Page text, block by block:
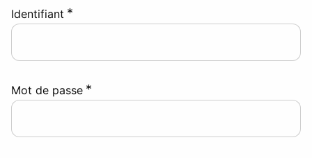
Identifiant *
Mot de passe *